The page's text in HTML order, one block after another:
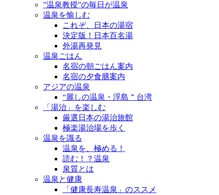
”温泉教授”の毎日が温泉
温泉を愉しむ
これぞ、日本の湯宿
決定版！日本百名湯
外湯再発見
温泉ごはん
名宿の朝ごはん案内
名宿の夕食膳案内
アジアの温泉
“麗しの温泉・浮島＂台湾
「湯治」を楽しむ
厳選日本の湯治旅館
極楽湯治場を歩く
温泉を識る
温泉を、極める！
読む！？温泉
泉質とは
温泉と健康
「健康長寿温泉」のススメ